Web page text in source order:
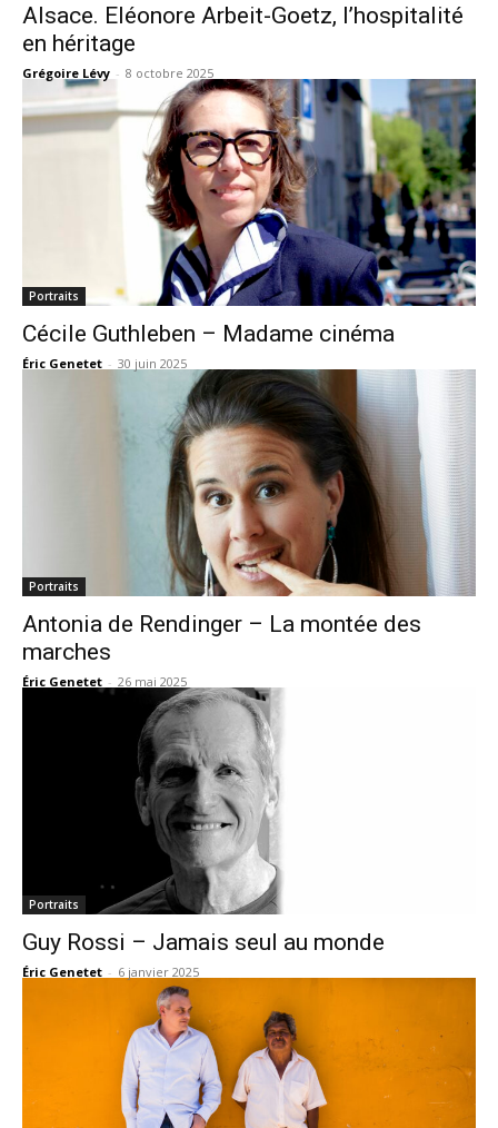
Alsace. Eléonore Arbeit-Goetz, l’hospitalité
en héritage
Grégoire Lévy - 8 octobre 2025
Portraits
Cécile Guthleben – Madame cinéma
Éric Genetet - 30 juin 2025
Portraits
Antonia de Rendinger – La montée des
marches
Éric Genetet - 26 mai 2025
Portraits
Guy Rossi – Jamais seul au monde
Éric Genetet - 6 janvier 2025